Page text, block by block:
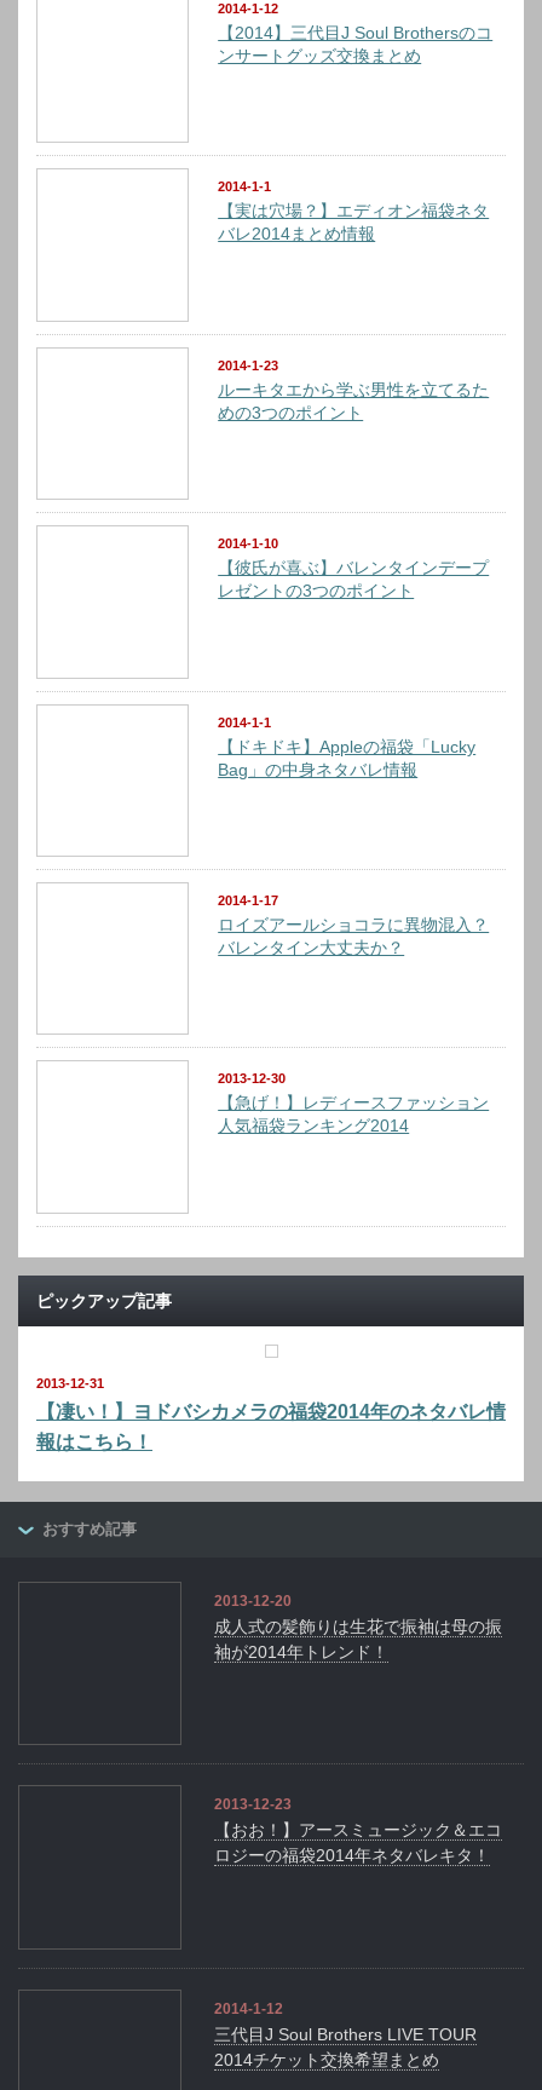
2014-1-12
【2014】三代目J Soul Brothersのコ
ンサートグッズ交換まとめ
2014-1-1
【実は穴場？】エディオン福袋ネタ
バレ2014まとめ情報
2014-1-23
ルーキタエから学ぶ男性を立てるた
めの3つのポイント
2014-1-10
【彼氏が喜ぶ】バレンタインデープ
レゼントの3つのポイント
2014-1-1
【ドキドキ】Appleの福袋「Lucky
Bag」の中身ネタバレ情報
2014-1-17
ロイズアールショコラに異物混入？
バレンタイン大丈夫か？
2013-12-30
【急げ！】レディースファッション
人気福袋ランキング2014
ピックアップ記事
2013-12-31
【凄い！】ヨドバシカメラの福袋2014年のネタバレ情
報はこちら！
おすすめ記事
2013-12-20
成人式の髪飾りは生花で振袖は母の振
袖が2014年トレンド！
2013-12-23
【おお！】アースミュージック＆エコ
ロジーの福袋2014年ネタバレキタ！
2014-1-12
三代目J Soul Brothers LIVE TOUR
2014チケット交換希望まとめ